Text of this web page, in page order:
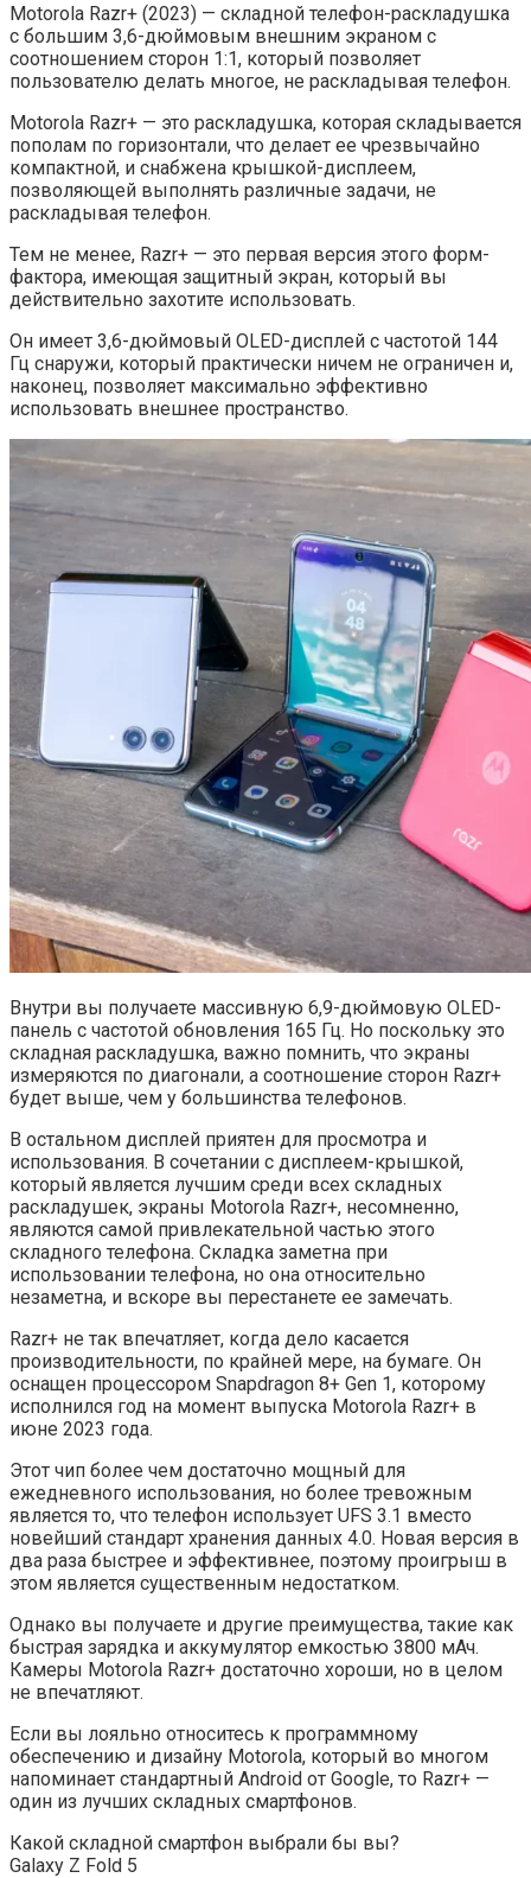
Motorola Razr+ (2023) — складной телефон-раскладушка
с большим 3,6-дюймовым внешним экраном с
соотношением сторон 1:1, который позволяет
пользователю делать многое, не раскладывая телефон.
Motorola Razr+ — это раскладушка, которая складывается
пополам по горизонтали, что делает ее чрезвычайно
компактной, и снабжена крышкой-дисплеем,
позволяющей выполнять различные задачи, не
раскладывая телефон.
Тем не менее, Razr+ — это первая версия этого форм-
фактора, имеющая защитный экран, который вы
действительно захотите использовать.
Он имеет 3,6-дюймовый OLED-дисплей с частотой 144
Гц снаружи, который практически ничем не ограничен и,
наконец, позволяет максимально эффективно
использовать внешнее пространство.
Внутри вы получаете массивную 6,9-дюймовую OLED-
панель с частотой обновления 165 Гц. Но поскольку это
складная раскладушка, важно помнить, что экраны
измеряются по диагонали, а соотношение сторон Razr+
будет выше, чем у большинства телефонов.
В остальном дисплей приятен для просмотра и
использования. В сочетании с дисплеем-крышкой,
который является лучшим среди всех складных
раскладушек, экраны Motorola Razr+, несомненно,
являются самой привлекательной частью этого
складного телефона. Складка заметна при
использовании телефона, но она относительно
незаметна, и вскоре вы перестанете ее замечать.
Razr+ не так впечатляет, когда дело касается
производительности, по крайней мере, на бумаге. Он
оснащен процессором Snapdragon 8+ Gen 1, которому
исполнился год на момент выпуска Motorola Razr+ в
июне 2023 года.
Этот чип более чем достаточно мощный для
ежедневного использования, но более тревожным
является то, что телефон использует UFS 3.1 вместо
новейший стандарт хранения данных 4.0. Новая версия в
два раза быстрее и эффективнее, поэтому проигрыш в
этом является существенным недостатком.
Однако вы получаете и другие преимущества, такие как
быстрая зарядка и аккумулятор емкостью 3800 мАч.
Камеры Motorola Razr+ достаточно хороши, но в целом
не впечатляют.
Если вы лояльно относитесь к программному
обеспечению и дизайну Motorola, который во многом
напоминает стандартный Android от Google, то Razr+ —
один из лучших складных смартфонов.
Какой складной смартфон выбрали бы вы?
Galaxy Z Fold 5